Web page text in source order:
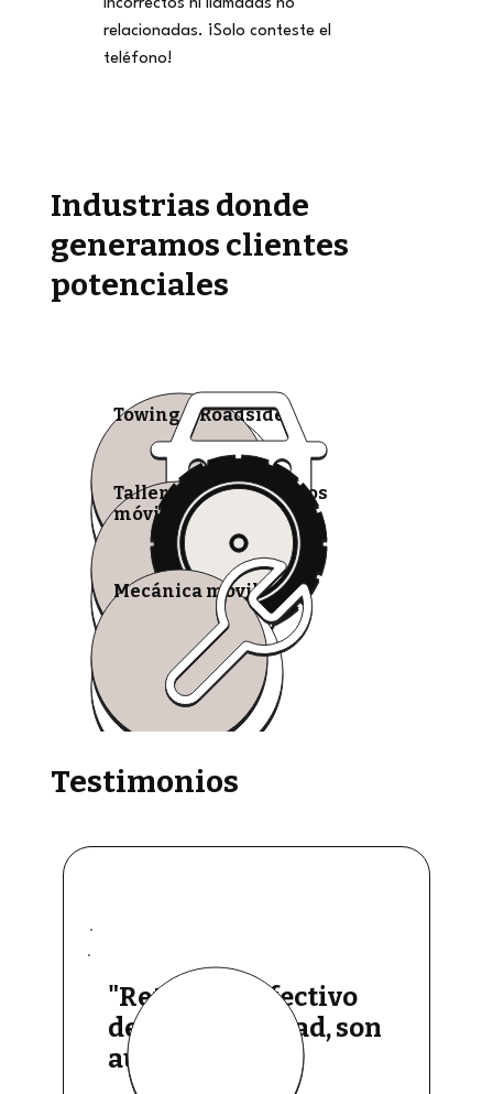
incorrectos ni llamadas no
relacionadas. ¡Solo conteste el
teléfono!
Industrias donde
generamos clientes
potenciales
Towing & Roadside
Talleres de neumáticos
móviles
Mecánica móvil
Testimonios
"Retiros de efectivo
de buena calidad, son
auténticos"